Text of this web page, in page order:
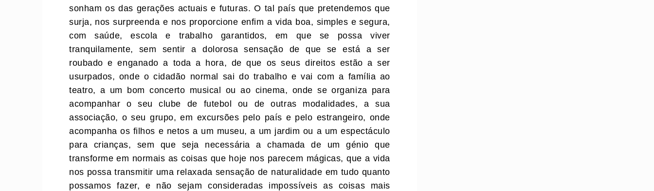
sonham os das gerações actuais e futuras. O tal país que pretendemos que
surja, nos surpreenda e nos proporcione enfim a vida boa, simples e segura,
com saúde, escola e trabalho garantidos, em que se possa viver
tranquilamente, sem sentir a dolorosa sensação de que se está a ser
roubado e enganado a toda a hora, de que os seus direitos estão a ser
usurpados, onde o cidadão normal sai do trabalho e vai com a família ao
teatro, a um bom concerto musical ou ao cinema, onde se organiza para
acompanhar o seu clube de futebol ou de outras modalidades, a sua
associação, o seu grupo, em excursões pelo país e pelo estrangeiro, onde
acompanha os filhos e netos a um museu, a um jardim ou a um espectáculo
para crianças, sem que seja necessária a chamada de um génio que
transforme em normais as coisas que hoje nos parecem mágicas, que a vida
nos possa transmitir uma relaxada sensação de naturalidade em tudo quanto
possamos fazer, e não sejam consideradas impossíveis as coisas mais